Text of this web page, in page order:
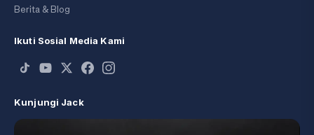
Berita & Blog
Ikuti Sosial Media Kami
Kunjungi Jack